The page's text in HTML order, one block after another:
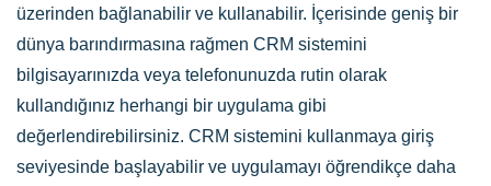
üzerinden bağlanabilir ve kullanabilir. İçerisinde geniş bir
dünya barındırmasına rağmen CRM sistemini
bilgisayarınızda veya telefonunuzda rutin olarak
kullandığınız herhangi bir uygulama gibi
değerlendirebilirsiniz. CRM sistemini kullanmaya giriş
seviyesinde başlayabilir ve uygulamayı öğrendikçe daha